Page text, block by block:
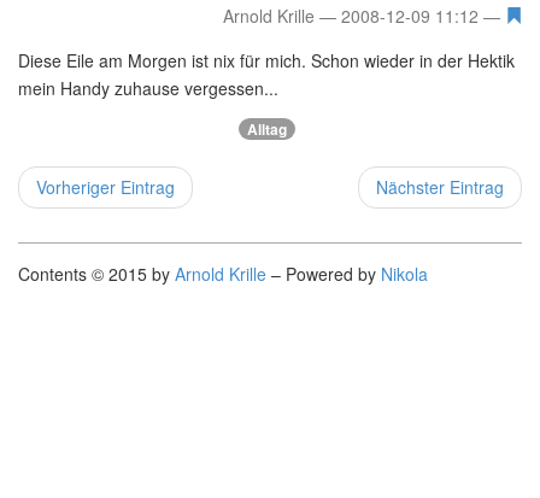
Arnold Krille
2008-12-09 11:12
Diese Eile am Morgen ist nix für mich. Schon wieder in der Hektik
mein Handy zuhause vergessen...
Alltag
Vorheriger Eintrag Nächster Eintrag
Contents © 2015 by Arnold Krille – Powered by Nikola